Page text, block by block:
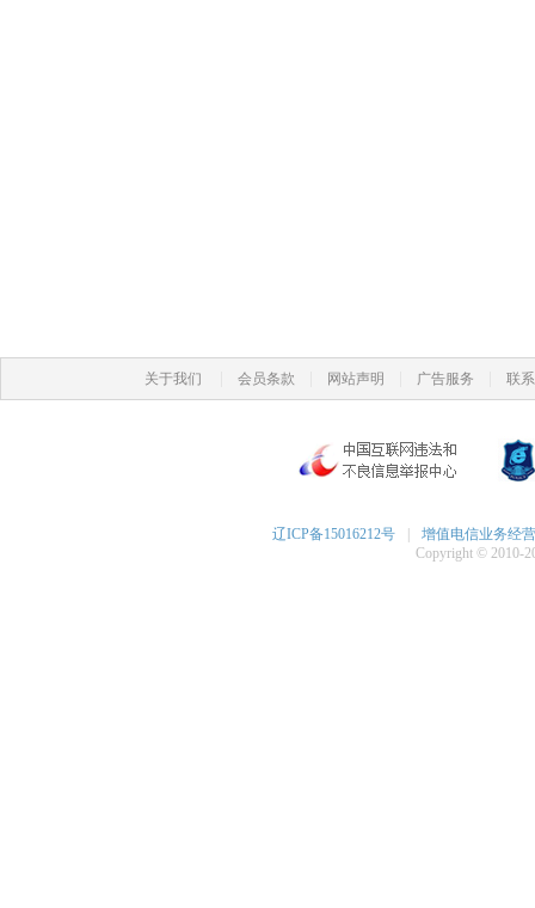
关于我们 会员条款 网站声明 广告服务 联
辽ICP备15016212号
增值电信业务经
Copyright © 2010-